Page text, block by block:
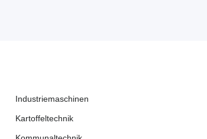
Industriemaschinen
Kartoffeltechnik